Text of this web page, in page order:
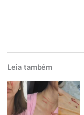
Leia também